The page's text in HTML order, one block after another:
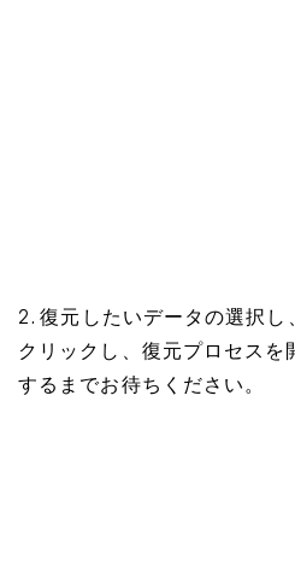
2. 復元したいデータの選択
クリックし、復元プロセスを
するまでお待ちください。